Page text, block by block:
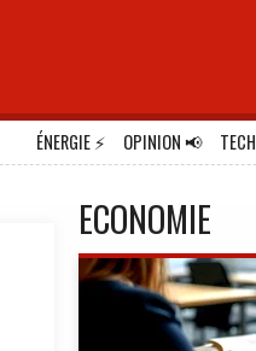
ÉNERGIE⚡ OPINION📢 TECH
ECONOMIE